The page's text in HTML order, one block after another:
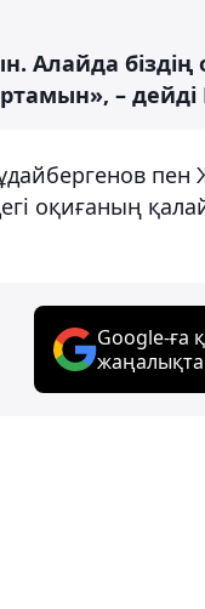
Алайда
– дейді
пен
оқиғаның
Google-ға